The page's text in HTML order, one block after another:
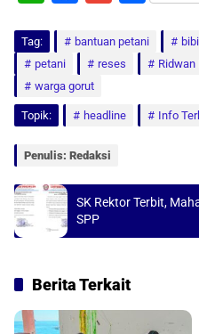
t
A
p
c
e
o
o
a
i
a
r
Tag: bantuan petani
petani
reses
warga gorut
Topik: headline Info
Penulis: Redaksi
SK Rektor Terbit,
SPP
Berita Terkait